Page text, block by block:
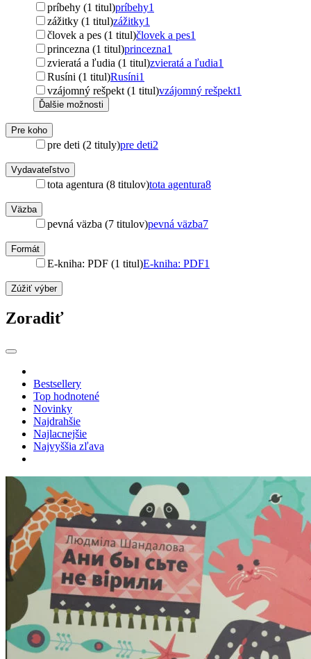
príbehy (1 titul)príbehy1
zážitky (1 titul)zážitky1
človek a pes (1 titul)človek a pes1
princezna (1 titul)princezna1
zvieratá a ľudia (1 titul)zvieratá a ľudia1
Rusíni (1 titul)Rusíni1
vzájomný rešpekt (1 titul)vzájomný rešpekt1
Ďalšie možnosti
Pre koho
pre deti (2 tituly)pre deti2
Vydavateľstvo
tota agentura (8 titulov)tota agentura8
Väzba
pevná väzba (7 titulov)pevná väzba7
Formát
E-kniha: PDF (1 titul)E-kniha: PDF1
Zúžiť výber
Zoradiť
Bestsellery
Top hodnotené
Novinky
Najdrahšie
Najlacnejšie
Najvyššia zľava